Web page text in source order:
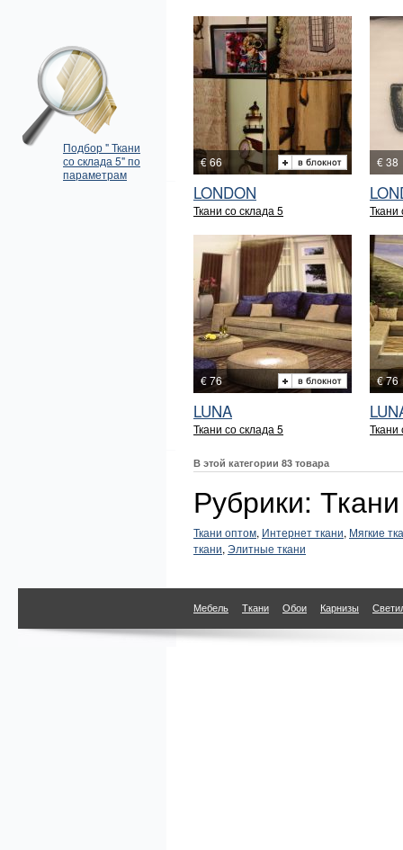
Подбор " Ткани
со склада 5" по
параметрам
€ 66
LONDON
Ткани со склада 5
€ 38
Ткани
€ 76
LUNA
Ткани со склада 5
€ 76
Ткани
В этой категории 83 товара
Рубрики:
Ткани оптом, Интернет ткани, Мягкие
ткани, Элитные ткани
Мебель Ткани Обои Карнизы